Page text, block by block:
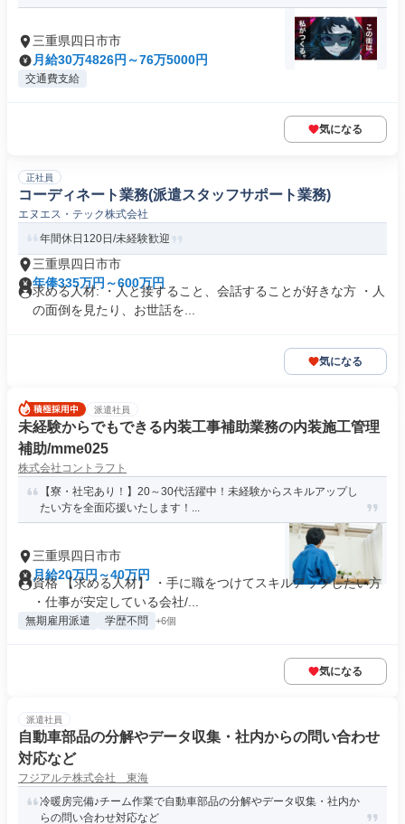
三重県四日市市
月給30万4826円～76万5000円
交通費支給
気になる
正社員
コーディネート業務(派遣スタッフサポート業務)
エヌエス・テック株式会社
年間休日120日/未経験歓迎
三重県四日市市
年俸335万円～600万円
求める人材: ・人と接すること、会話することが好きな方 ・人
の面倒を見たり、お世話を...
気になる
派遣社員
未経験からでもできる内装工事補助業務の内装施工管理
補助/mme025
株式会社コントラフト
【寮・社宅あり！】20～30代活躍中！未経験からスキルアップし
たい方を全面応援いたします！...
三重県四日市市
月給20万円～40万円
資格 【求める人材】 ・手に職をつけてスキルアップしたい方
・仕事が安定している会社/...
無期雇用派遣 学歴不問 +6個
気になる
派遣社員
自動車部品の分解やデータ収集・社内からの問い合わせ
対応など
フジアルテ株式会社 東海
冷暖房完備♪チーム作業で自動車部品の分解やデータ収集・社内か
らの問い合わせ対応など